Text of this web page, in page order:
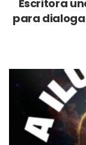
Escritora
para